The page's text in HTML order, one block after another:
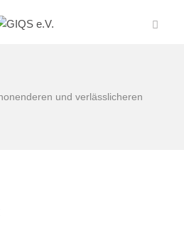
und verlässlicheren